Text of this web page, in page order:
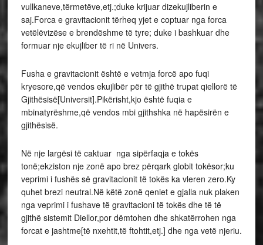
vullkaneve,tërmetëve,etj.;duke krijuar dizekujliberin e
saj.Forca e gravitacionit tërheq yjet e coptuar nga forca
vetëlëvizëse e brendëshme të tyre; duke i bashkuar dhe
formuar nje ekujliber të ri në Univers.
Fusha e gravitacionit është e vetmja forcë apo fuqi
kryesore,që vendos ekujlibër për të gjithë trupat qiellorë të
Gjithësisë[Universit].Pikërisht,kjo është fuqia e
mbinatyrëshme,që vendos mbi gjithshka në hapësirën e
gjithësisë.
Në nje largësi të caktuar nga sipërfaqja e tokës
tonë;ekziston nje zonë apo brez përqark globit tokësor;ku
veprimi i fushës së gravitacionit të tokës ka vleren zero.Ky
quhet brezi neutral.Në këtë zonë qeniet e gjalla nuk plaken
nga veprimi i fushave të gravitacioni të tokës dhe të të
gjithë sistemit Diellor,por dëmtohen dhe shkatërrohen nga
forcat e jashtme[të nxehtit,të ftohtit,etj.] dhe nga vetë njeriu.